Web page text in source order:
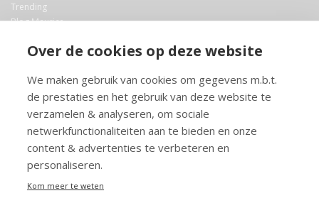
Over de cookies op deze website
We maken gebruik van cookies om gegevens m.b.t.
de prestaties en het gebruik van deze website te
verzamelen & analyseren, om sociale
netwerkfunctionaliteiten aan te bieden en onze
content & advertenties te verbeteren en
personaliseren.
Kom meer te weten
Trending
Blog Maurice
Bibliotheek
Info en service
FAQ
Doneren
Privacy
Voorwaarden
Meedoen